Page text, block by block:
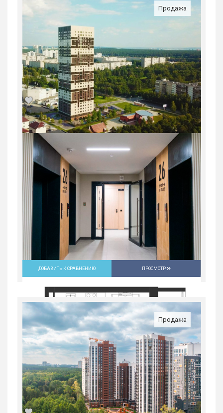
2-комн. квартира в Юго-Западном мкр
в ЖК...
Россия, Свердловская область,
Екатеринбург
9 648 900
Продажа
ДОБАВИТЬ К СРАВНЕНИЮ ПРОСМОТР
Продажа